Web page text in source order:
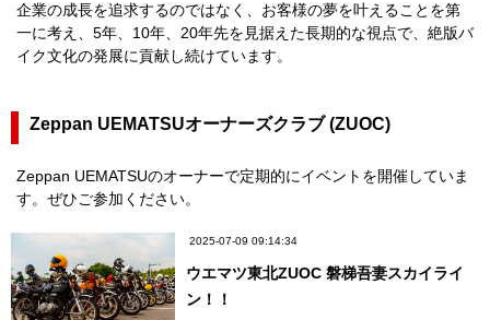
企業の成長を追求するのではなく、お客様の夢を叶えることを第
一に考え、5年、10年、20年先を見据えた長期的な視点で、絶版バ
イク文化の発展に貢献し続けています。
Zeppan UEMATSUオーナーズクラブ (ZUOC)
Zeppan UEMATSUのオーナーで定期的にイベントを開催していま
す。ぜひご参加ください。
2025-07-09 09:14:34
ウエマツ東北ZUOC 磐梯吾妻スカイライ
ン！！